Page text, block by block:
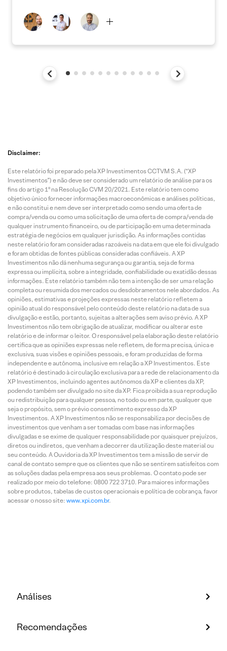
Disclaimer:
Este relatório foi preparado pela XP Investimentos CCTVM S.A. (“XP
Investimentos”) e não deve ser considerado um relatório de análise para os
fins do artigo 1º na Resolução CVM 20/2021. Este relatório tem como
objetivo único fornecer informações macroeconômicas e análises políticas,
e não constitui e nem deve ser interpretado como sendo uma oferta de
compra/venda ou como uma solicitação de uma oferta de compra/venda de
qualquer instrumento financeiro, ou de participação em uma determinada
estratégia de negócios em qualquer jurisdição. As informações contidas
neste relatório foram consideradas razoáveis na data em que ele foi divulgado
e foram obtidas de fontes públicas consideradas confiáveis. A XP
Investimentos não dá nenhuma segurança ou garantia, seja de forma
expressa ou implícita, sobre a integridade, confiabilidade ou exatidão dessas
informações. Este relatório também não tem a intenção de ser uma relação
completa ou resumida dos mercados ou desdobramentos nele abordados. As
opiniões, estimativas e projeções expressas neste relatório refletem a
opinião atual do responsável pelo conteúdo deste relatório na data de sua
divulgação e estão, portanto, sujeitas a alterações sem aviso prévio. A XP
Investimentos não tem obrigação de atualizar, modificar ou alterar este
relatório e de informar o leitor. O responsável pela elaboração deste relatório
certifica que as opiniões expressas nele refletem, de forma precisa, única e
exclusiva, suas visões e opiniões pessoais, e foram produzidas de forma
independente e autônoma, inclusive em relação a XP Investimentos. Este
relatório é destinado à circulação exclusiva para a rede de relacionamento da
XP Investimentos, incluindo agentes autônomos da XP e clientes da XP,
podendo também ser divulgado no site da XP. Fica proibida a sua reprodução
ou redistribuição para qualquer pessoa, no todo ou em parte, qualquer que
seja o propósito, sem o prévio consentimento expresso da XP
Investimentos. A XP Investimentos não se responsabiliza por decisões de
investimentos que venham a ser tomadas com base nas informações
divulgadas e se exime de qualquer responsabilidade por quaisquer prejuízos,
diretos ou indiretos, que venham a decorrer da utilização deste material ou
seu conteúdo. A Ouvidoria da XP Investimentos tem a missão de servir de
canal de contato sempre que os clientes que não se sentirem satisfeitos com
as soluções dadas pela empresa aos seus problemas. O contato pode ser
realizado por meio do telefone: 0800 722 3710. Para maiores informações
sobre produtos, tabelas de custos operacionais e política de cobrança, favor
acessar o nosso site: www.xpi.com.br.
Análises
Recomendações